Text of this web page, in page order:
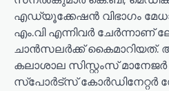
എഡ്യൂക്കേഷൻ വിഭാഗം
എം.വി എന്നിവർ
ചാൻസലർക്ക്
കലാശാല സിസ്റ്റംസ്
സ്‌പോർട്‌സ് കോർഡിനേറ്റർ